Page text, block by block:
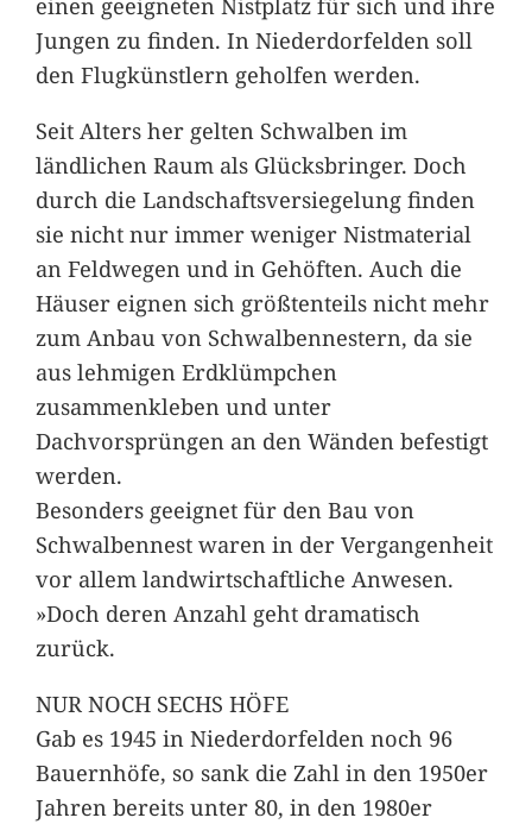
Jungen zu finden. In Niederdorfelden soll
den Flugkünstlern geholfen werden.
Seit Alters her gelten Schwalben im
ländlichen Raum als Glücksbringer. Doch
durch die Landschaftsversiegelung finden
sie nicht nur immer weniger Nistmaterial
an Feldwegen und in Gehöften. Auch die
Häuser eignen sich größtenteils nicht mehr
zum Anbau von Schwalbennestern, da sie
aus lehmigen Erdklümpchen
zusammenkleben und unter
Dachvorsprüngen an den Wänden befestigt
werden.
Besonders geeignet für den Bau von
Schwalbennest waren in der Vergangenheit
vor allem landwirtschaftliche Anwesen.
»Doch deren Anzahl geht dramatisch
zurück.
NUR NOCH SECHS HÖFE
Gab es 1945 in Niederdorfelden noch 96
Bauernhöfe, so sank die Zahl in den 1950er
Jahren bereits unter 80, in den 1980er